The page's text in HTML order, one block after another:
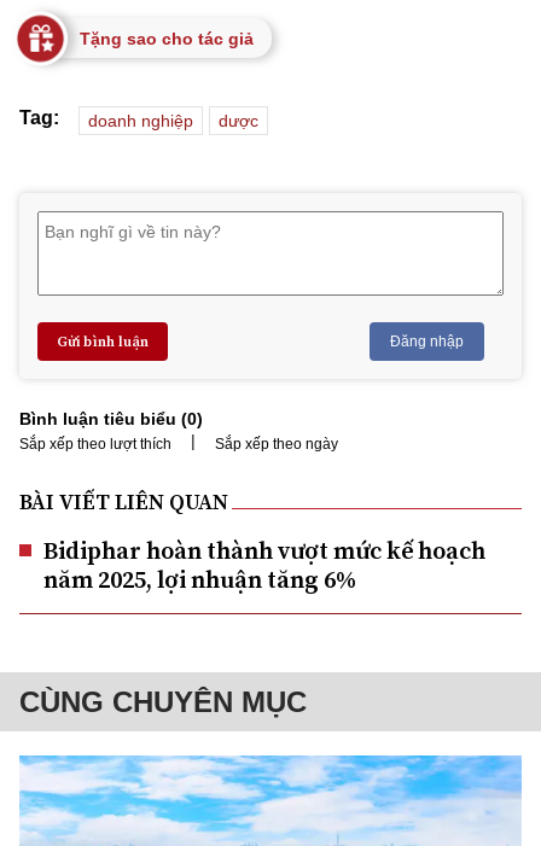
Tặng sao cho tác giả
Tag: doanh nghiệp dược
Gửi bình luận Đăng nhập
Bình luận tiêu biểu (0)
Sắp xếp theo lượt thích | Sắp xếp theo ngày
BÀI VIẾT LIÊN QUAN
Bidiphar hoàn thành vượt mức kế hoạch
năm 2025, lợi nhuận tăng 6%
CÙNG CHUYÊN MỤC